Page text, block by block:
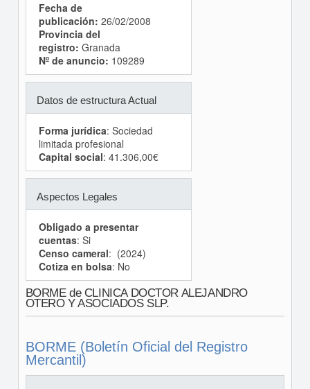
Fecha de
publicación: 26/02/2008
Provincia del
registro: Granada
Nº de anuncio: 109289
Datos de estructura Actual
Forma jurídica: Sociedad
limitada profesional
Capital social: 41.306,00€
Aspectos Legales
Obligado a presentar
cuentas: Si
Censo cameral: (2024)
Cotiza en bolsa: No
BORME de CLINICA DOCTOR ALEJANDRO
OTERO Y ASOCIADOS SLP.
BORME (Boletín Oficial del Registro
Mercantil)